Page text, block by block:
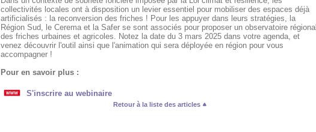
collectivités locales ont à disposition un levier essentiel pour mobiliser des espaces déjà
artificialisés : la reconversion des friches ! Pour les appuyer dans leurs stratégies, la
Région Sud, le Cerema et la Safer se sont associés pour proposer un observatoire régional
des friches urbaines et agricoles. Notez la date du 3 mars 2025 dans votre agenda, et
venez découvrir l'outil ainsi que l'animation qui sera déployée en région pour vous
accompagner !
Pour en savoir plus :
S'inscrire au webinaire
Retour à la liste des articles